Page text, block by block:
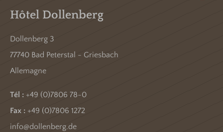
Hôtel Dollenberg
Dollenberg 3
77740 Bad Peterstal - Griesbach
Allemagne
Tél : +49 (0)7806 78-0
Fax : +49 (0)7806 1272
info@dollenberg.de